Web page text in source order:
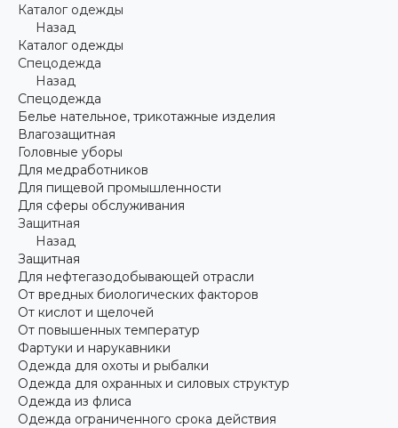
Каталог одежды
Назад
Каталог одежды
Спецодежда
Назад
Спецодежда
Белье нательное, трикотажные изделия
Влагозащитная
Головные уборы
Для медработников
Для пищевой промышленности
Для сферы обслуживания
Защитная
Назад
Защитная
Для нефтегазодобывающей отрасли
От вредных биологических факторов
От кислот и щелочей
От повышенных температур
Фартуки и нарукавники
Одежда для охоты и рыбалки
Одежда для охранных и силовых структур
Одежда из флиса
Одежда ограниченного срока действия